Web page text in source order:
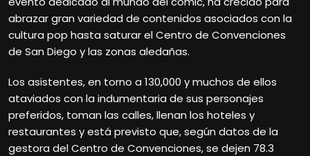
abrazar gran variedad de contenidos asociados con la
cultura pop hasta saturar el Centro de Convenciones
de San Diego y las zonas aledañas.
Los asistentes, en torno a 130,000 y muchos de ellos
ataviados con la indumentaria de sus personajes
preferidos, toman las calles, llenan los hoteles y
restaurantes y está previsto que, según datos de la
gestora del Centro de Convenciones, se dejen 78.3